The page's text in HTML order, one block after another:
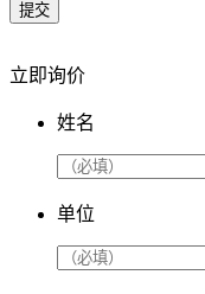
提交
立即询价
姓名
单位